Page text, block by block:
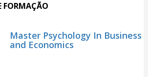
FORMAÇÃO
Master Psychology In Business
and Economics